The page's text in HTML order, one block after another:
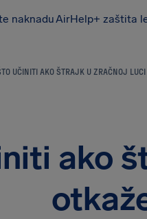
naknaduAirHelp+ zaštita
UČINITI AKO ŠTRAJK U ZRAČNOJ
ako